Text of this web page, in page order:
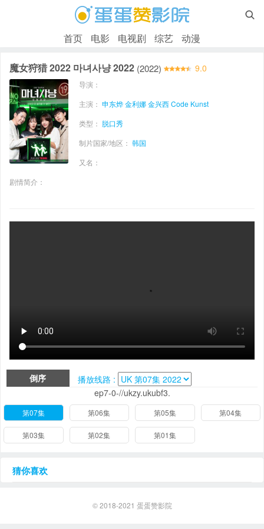

首页 电影 电视剧 综艺 动漫
魔女狩猎 2022 마녀사냥 2022 (2022) 9.0
导演：
主演： 申东烨金利娜金兴西Code Kunst
类型： 脱口秀
制片国家/地区： 韩国
又名：
剧情简介：
倒序
播放线路 :
ep7-0-//ukzy.ukubf3.
第07集 第06集 第05集 第04集
第03集 第02集 第01集
猜你喜欢
© 2018-2021 蛋蛋赞影院